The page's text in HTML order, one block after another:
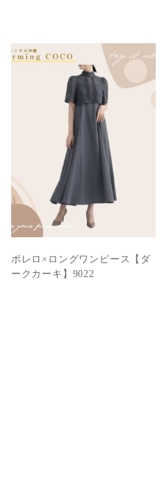
ボレロ×ロングワンピース【ダ
ークカーキ】9022